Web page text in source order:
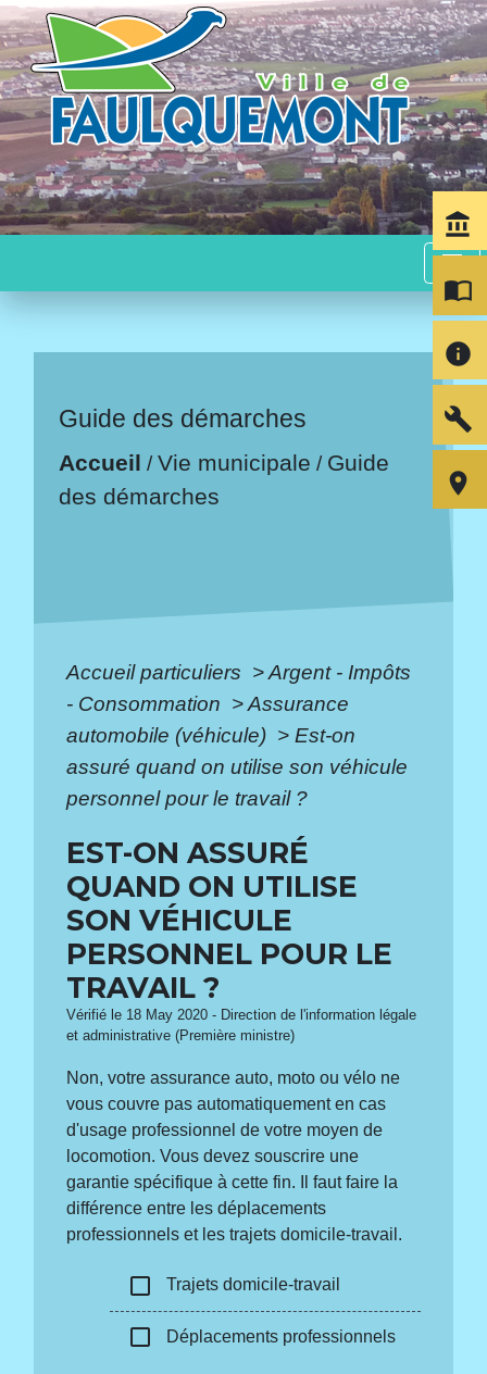
menu
Guide des démarches
Accueil /Vie municipale / Guide
des démarches
Accueil particuliers >Argent - Impôts
- Consommation >Assurance
automobile (véhicule) > Est-on
assuré quand on utilise son véhicule
personnel pour le travail ?
EST-ON ASSURÉ
QUAND ON UTILISE
SON VÉHICULE
PERSONNEL POUR LE
TRAVAIL ?
Vérifié le 18 May 2020 - Direction de l'information légale
et administrative (Première ministre)
Non, votre assurance auto, moto ou vélo ne
vous couvre pas automatiquement en cas
d'usage professionnel de votre moyen de
locomotion. Vous devez souscrire une
garantie spécifique à cette fin. Il faut faire la
différence entre les déplacements
professionnels et les trajets domicile-travail.
check_box_outline_blank Trajets domicile-travail
check_box_outline_blank Déplacements professionnels
account_balance
import_contacts
info
build
room